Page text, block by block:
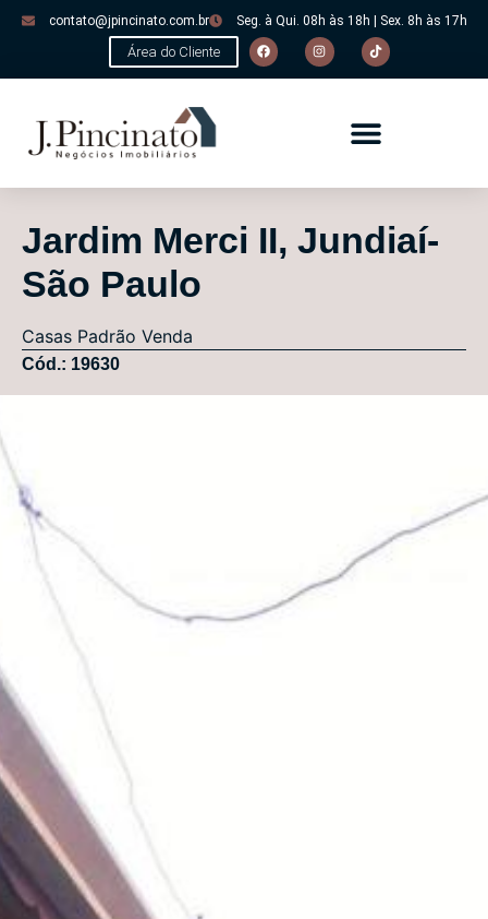
contato@jpincinato.com.br Seg. à Qui. 08h às 18h | Sex. 8h às 17h
Área do Cliente
Jardim Merci II, Jundiaí-
São Paulo
Casas Padrão Venda
Cód.: 19630